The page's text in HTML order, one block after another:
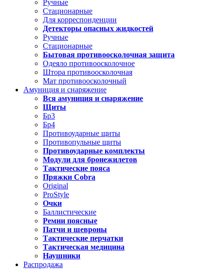
Ручные
Стационарные
Для корреспонденции
Детекторы опасных жидкостей
Ручные
Стационарные
Бытовая противоосколочная защита
Одеяло противоосколочное
Штора противоосколочная
Мат противоосколочный
Амуниция и снаряжение
Вся амуниция и снаряжение
Щиты
Бр3
Бр4
Противоударные щиты
Противопульные щиты
Противоударные комплекты
Модули для бронежилетов
Тактические пояса
Пряжки Cobra
Original
ProStyle
Очки
Баллистические
Ремни поясные
Патчи и шевроны
Тактические перчатки
Тактическая медицина
Наушники
Распродажа